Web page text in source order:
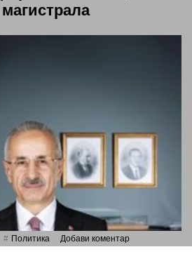
Политика Добави коментар